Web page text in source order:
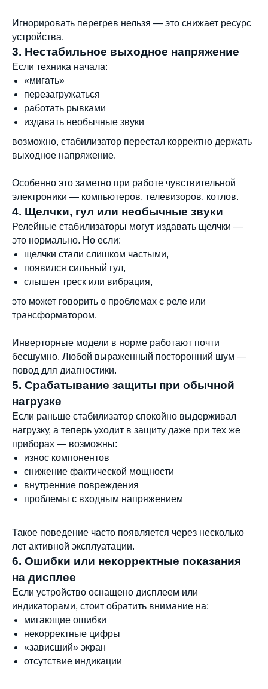
Игнорировать перегрев нельзя — это снижает ресурс
устройства.
3. Нестабильное выходное напряжение
Если техника начала:
«мигать»
перезагружаться
работать рывками
издавать необычные звуки
возможно, стабилизатор перестал корректно держать
выходное напряжение.
Особенно это заметно при работе чувствительной
электроники — компьютеров, телевизоров, котлов.
4. Щелчки, гул или необычные звуки
Релейные стабилизаторы могут издавать щелчки —
это нормально. Но если:
щелчки стали слишком частыми,
появился сильный гул,
слышен треск или вибрация,
это может говорить о проблемах с реле или
трансформатором.
Инверторные модели в норме работают почти
бесшумно. Любой выраженный посторонний шум —
повод для диагностики.
5. Срабатывание защиты при обычной
нагрузке
Если раньше стабилизатор спокойно выдерживал
нагрузку, а теперь уходит в защиту даже при тех же
приборах — возможны:
износ компонентов
снижение фактической мощности
внутренние повреждения
проблемы с входным напряжением
Такое поведение часто появляется через несколько
лет активной эксплуатации.
6. Ошибки или некорректные показания
на дисплее
Если устройство оснащено дисплеем или
индикаторами, стоит обратить внимание на:
мигающие ошибки
некорректные цифры
«зависший» экран
отсутствие индикации